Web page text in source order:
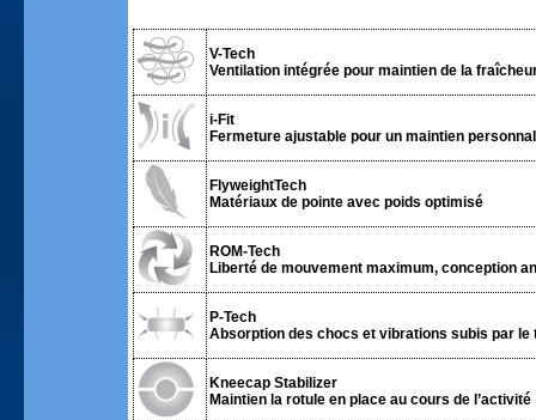
V-Tech
Ventilation intégrée pour maintien de la
i-Fit
Fermeture ajustable pour un maintien
FlyweightTech
Matériaux de pointe avec poids optimisé
ROM-Tech
Liberté de mouvement maximum, conception
P-Tech
Absorption des chocs et vibrations subis par le
Kneecap Stabilizer
Maintien la rotule en place au cours de l’activité